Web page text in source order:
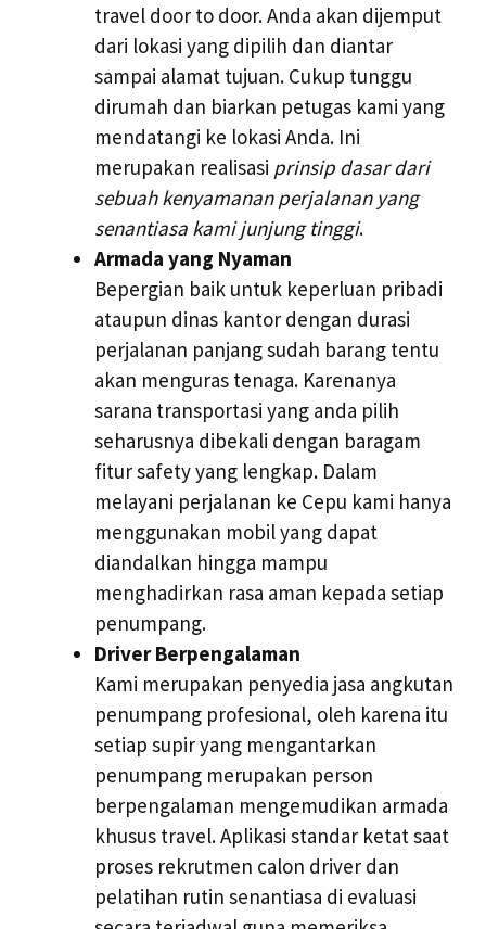
travel door to door. Anda akan dijemput
dari lokasi yang dipilih dan diantar
sampai alamat tujuan. Cukup tunggu
dirumah dan biarkan petugas kami yang
mendatangi ke lokasi Anda. Ini
merupakan realisasi prinsip dasar dari
sebuah kenyamanan perjalanan yang
senantiasa kami junjung tinggi.
Armada yang Nyaman
Bepergian baik untuk keperluan pribadi
ataupun dinas kantor dengan durasi
perjalanan panjang sudah barang tentu
akan menguras tenaga. Karenanya
sarana transportasi yang anda pilih
seharusnya dibekali dengan baragam
fitur safety yang lengkap. Dalam
melayani perjalanan ke Cepu kami hanya
menggunakan mobil yang dapat
diandalkan hingga mampu
menghadirkan rasa aman kepada setiap
penumpang.
Driver Berpengalaman
Kami merupakan penyedia jasa angkutan
penumpang profesional, oleh karena itu
setiap supir yang mengantarkan
penumpang merupakan person
berpengalaman mengemudikan armada
khusus travel. Aplikasi standar ketat saat
proses rekrutmen calon driver dan
pelatihan rutin senantiasa di evaluasi